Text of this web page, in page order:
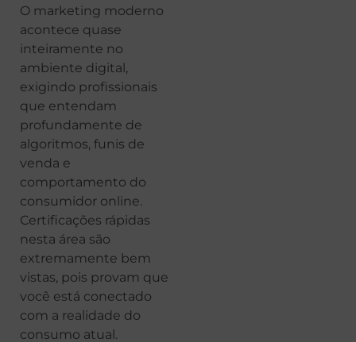
O marketing moderno
acontece quase
inteiramente no
ambiente digital,
exigindo profissionais
que entendam
profundamente de
algoritmos, funis de
venda e
comportamento do
consumidor online.
Certificações rápidas
nesta área são
extremamente bem
vistas, pois provam que
você está conectado
com a realidade do
consumo atual.